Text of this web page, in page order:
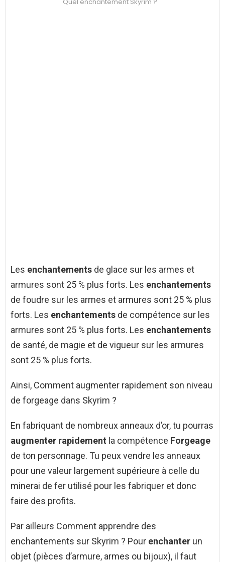
Les enchantements de glace sur les armes et
armures sont 25 % plus forts. Les enchantements
de foudre sur les armes et armures sont 25 % plus
forts. Les enchantements de compétence sur les
armures sont 25 % plus forts. Les enchantements
de santé, de magie et de vigueur sur les armures
sont 25 % plus forts.
Ainsi, Comment augmenter rapidement son niveau
de forgeage dans Skyrim ?
En fabriquant de nombreux anneaux d’or, tu pourras
augmenter rapidement la compétence Forgeage
de ton personnage. Tu peux vendre les anneaux
pour une valeur largement supérieure à celle du
minerai de fer utilisé pour les fabriquer et donc
faire des profits.
Par ailleurs Comment apprendre des
enchantements sur Skyrim ? Pour enchanter un
objet (pièces d’armure, armes ou bijoux), il faut